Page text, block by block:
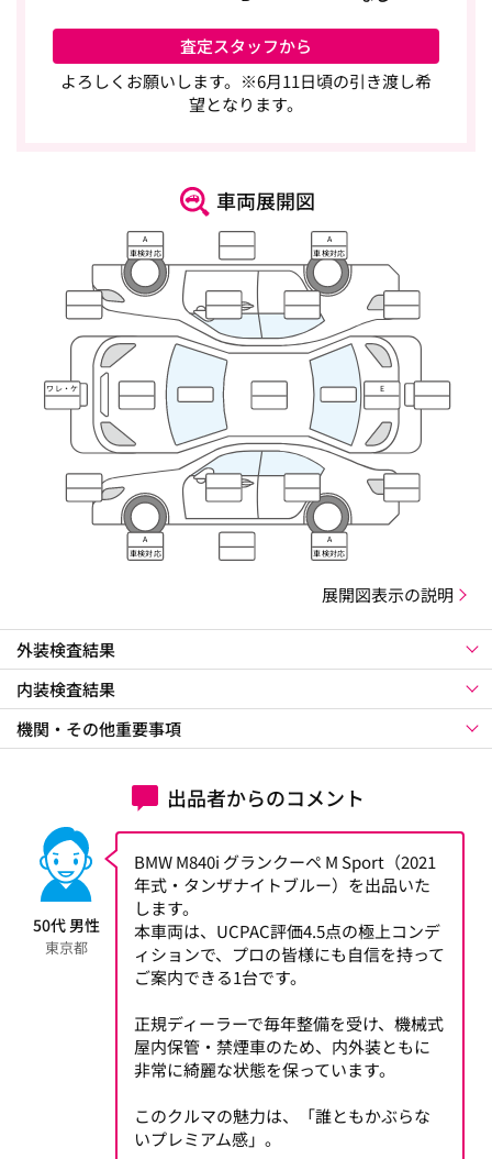
査定スタッフから
よろしくお願いします。※6月11日頃の引き渡し希
望となります。
車両展開図
A
車検対応
A
車検対応
ワレ・ケ
ズレ
E
A
車検対応
A
車検対応
展開図表示の説明
外装検査結果
内装検査結果
機関・その他重要事項
出品者からのコメント
50代 男性
東京都
BMW M840i グランクーペ M Sport（2021
年式・タンザナイトブルー）を出品いた
します。
本車両は、UCPAC評価4.5点の極上コンデ
ィションで、プロの皆様にも自信を持って
ご案内できる1台です。
正規ディーラーで毎年整備を受け、機械式
屋内保管・禁煙車のため、内外装ともに
非常に綺麗な状態を保っています。
このクルマの魅力は、「誰ともかぶらな
いプレミアム感」。